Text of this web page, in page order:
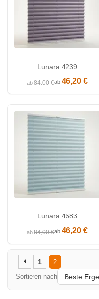
Lunara 4239
ab84,00 €ab46,20 €
Lunara 4683
ab84,00 €ab46,20 €
Sortieren nach
1 2